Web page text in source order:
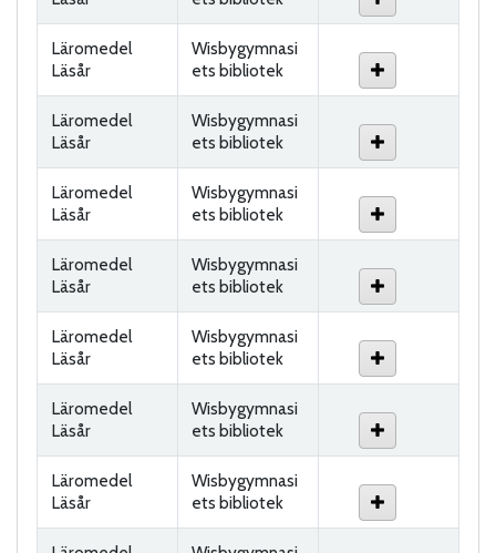
Läromedel
Läsår
Wisbygymnasi
ets bibliotek
Läromedel
Läsår
Wisbygymnasi
ets bibliotek
Läromedel
Läsår
Wisbygymnasi
ets bibliotek
Läromedel
Läsår
Wisbygymnasi
ets bibliotek
Läromedel
Läsår
Wisbygymnasi
ets bibliotek
Läromedel
Läsår
Wisbygymnasi
ets bibliotek
Läromedel
Läsår
Wisbygymnasi
ets bibliotek